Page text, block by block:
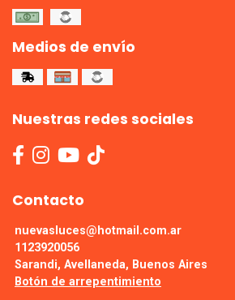
Medios de envío
Nuestras redes sociales
Contacto
nuevasluces@hotmail.com.ar
1123920056
Sarandi, Avellaneda, Buenos Aires
Botón de arrepentimiento